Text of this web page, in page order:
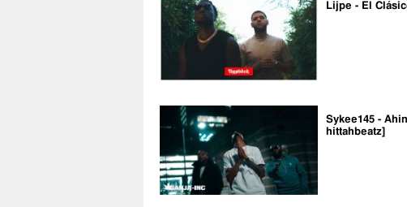
Lijpe - El
Sykee145 -
hittahbeatz]